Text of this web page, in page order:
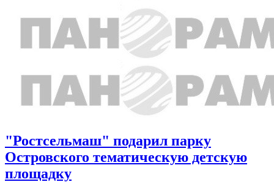
"Ростсельмаш" подарил парку
Островского тематическую детскую
площадку